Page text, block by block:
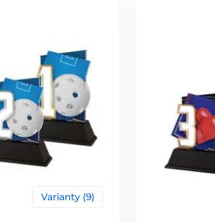
Varianty (9)